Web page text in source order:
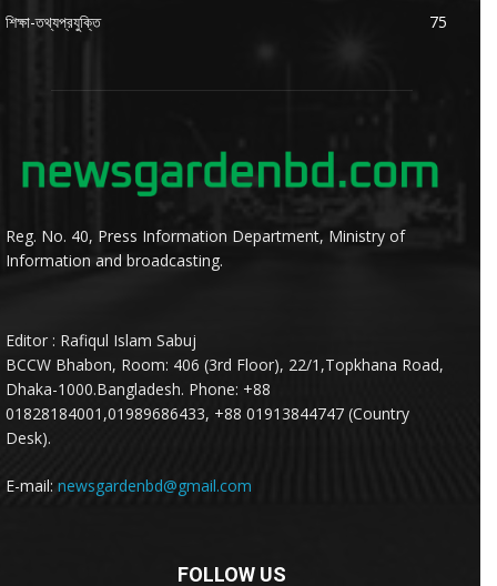
শিক্ষা-তথ্যপ্রযুক্তি
75
Reg. No. 40, Press Information Department, Ministry of
Information and broadcasting.
Editor : Rafiqul Islam Sabuj
BCCW Bhabon, Room: 406 (3rd Floor), 22/1,Topkhana Road,
Dhaka-1000.Bangladesh. Phone: +88
01828184001,01989686433, +88 01913844747 (Country
Desk).
E-mail: newsgardenbd@gmail.com
FOLLOW US